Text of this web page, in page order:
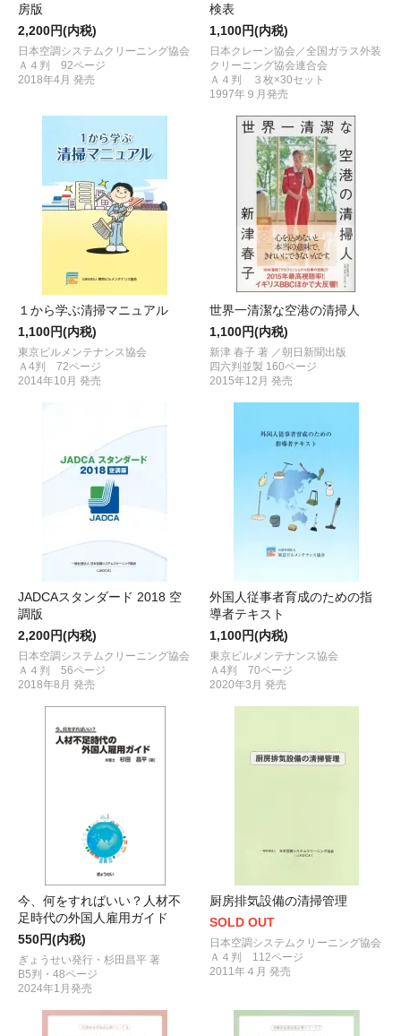
房版
2,200円(内税)
日本空調システムクリーニング協会
Ａ４判 92ページ
2018年4月 発売
検表
1,100円(内税)
日本クレーン協会／全国ガラス外装
クリーニング協会連合会
Ａ４判 ３枚×30セット
1997年９月発売
１から学ぶ清掃マニュアル
1,100円(内税)
東京ビルメンテナンス協会
Ａ4判 72ページ
2014年10月 発売
世界一清潔な空港の清掃人
1,100円(内税)
新津 春子 著 ／朝日新聞出版
四六判並製 160ページ
2015年12月 発売
JADCAスタンダード 2018 空
調版
2,200円(内税)
日本空調システムクリーニング協会
Ａ４判 56ページ
2018年8月 発売
外国人従事者育成のための指
導者テキスト
1,100円(内税)
東京ビルメンテナンス協会
Ａ4判 70ページ
2020年3月 発売
今、何をすればいい？人材不
足時代の外国人雇用ガイド
550円(内税)
ぎょうせい発行・杉田昌平 著
B5判・48ページ
2024年1月発売
厨房排気設備の清掃管理
SOLD OUT
日本空調システムクリーニング協会
Ａ４判 112ページ
2011年４月 発売